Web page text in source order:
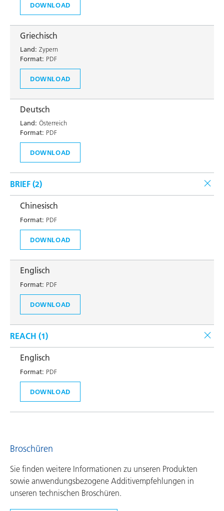
DOWNLOAD
Griechisch
Land: Zypern
Format: PDF
DOWNLOAD
Deutsch
Land: Österreich
Format: PDF
DOWNLOAD
BRIEF (2)
Chinesisch
Format: PDF
DOWNLOAD
Englisch
Format: PDF
DOWNLOAD
REACH (1)
Englisch
Format: PDF
DOWNLOAD
Broschüren
Sie finden weitere Informationen zu unseren Produkten
sowie anwendungsbezogene Additivempfehlungen in
unseren technischen Broschüren.